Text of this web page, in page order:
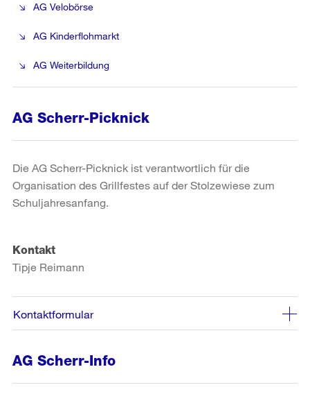
AG Velobörse
AG Kinderflohmarkt
AG Weiterbildung
AG Scherr-Picknick
Die AG Scherr-Picknick ist verantwortlich für die
Organisation des Grillfestes auf der Stolzewiese zum
Schuljahresanfang.
Kontakt
Tipje Reimann
Kontaktformular
AG Scherr-Info